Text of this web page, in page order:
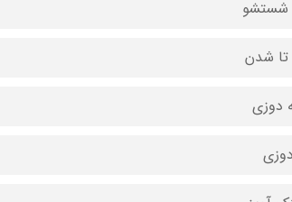
شستشو
تا شدن
دوزی